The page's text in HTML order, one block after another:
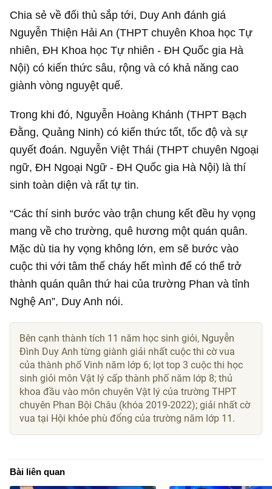
giành vòng nguyệt quế.
Trong khi đó, Nguyễn Hoàng Khánh (THPT Bạch
Đằng, Quảng Ninh) có kiến thức tốt, tốc độ và sự
quyết đoán. Nguyễn Việt Thái (THPT chuyên Ngoại
sinh toàn diện và rất tự tin.
“Các thí sinh bước vào trận chung kết đều hy vọng
mang về cho trường, quê hương một quán quân.
Mặc dù tia hy vọng không lớn, em sẽ bước vào
thành quán quân thứ hai của trường Phan và tỉnh
Nghệ An”, Duy Anh nói.
Bên cạnh thành tích 11 năm học sinh giỏi, Nguyễn
Đình Duy Anh từng giành giải nhất cuộc thi cờ vua
của thành phố Vinh năm lớp 6; lọt top 3 cuộc thi học
chuyên Phan Bội Châu (khóa 2019-2022); giải nhất cờ
vua tại Hội khỏe phù đổng của trường năm lớp 11.
Bài liên quan